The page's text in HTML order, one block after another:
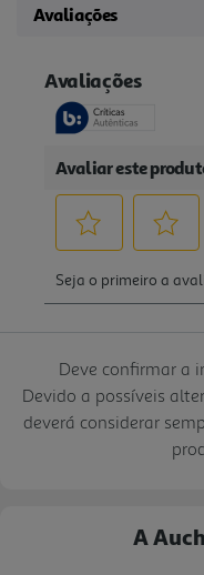
Avaliações
Deve confirmar a
Devido a possíveis
deverá considerar
A